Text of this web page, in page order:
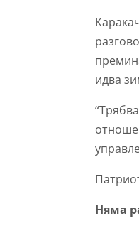
идва
Няма